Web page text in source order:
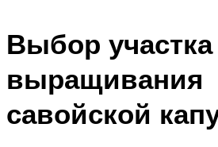
Выбор
выращивания
савойской